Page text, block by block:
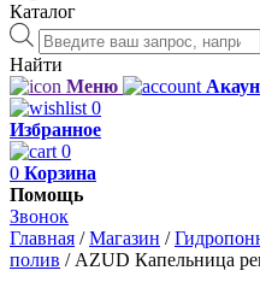
Каталог
Поиск
товаров
Найти
Меню
0
Избранное
0
0 Корзина
Помощь
Звонок
Главная /Магазин /
полив / AZUD Капельница